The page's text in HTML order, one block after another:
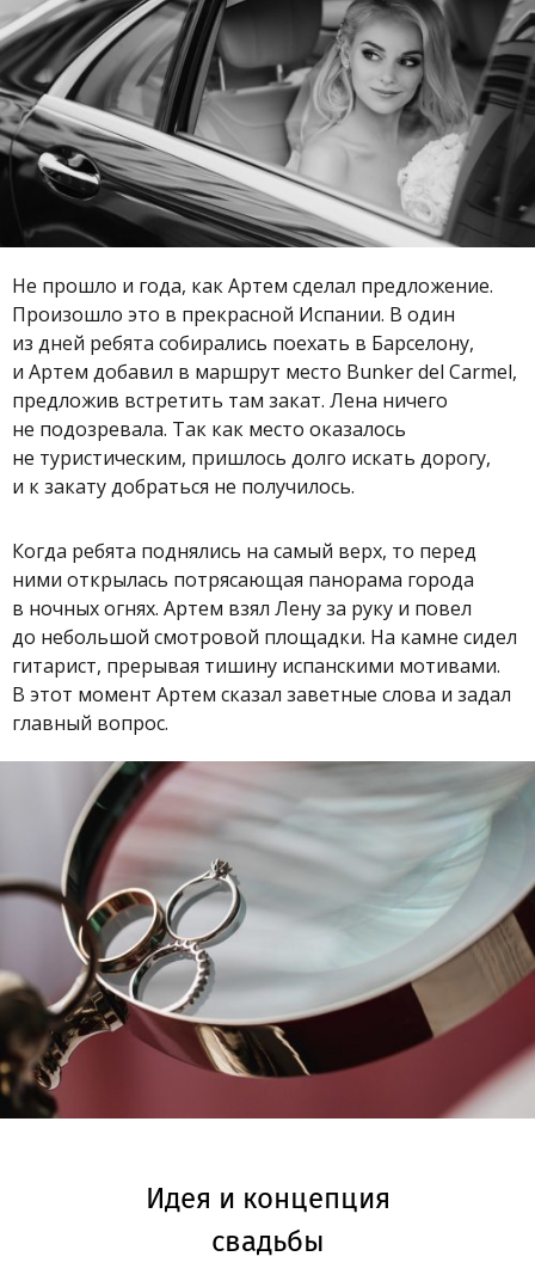
Не прошло и года, как Артем сделал предложение.
Произошло это в прекрасной Испании. В один
из дней ребята собирались поехать в Барселону,
и Артем добавил в маршрут место Bunker del Carmel,
предложив встретить там закат. Лена ничего
не подозревала. Так как место оказалось
не туристическим, пришлось долго искать дорогу,
и к закату добраться не получилось.
Когда ребята поднялись на самый верх, то перед
ними открылась потрясающая панорама города
в ночных огнях. Артем взял Лену за руку и повел
до небольшой смотровой площадки. На камне сидел
гитарист, прерывая тишину испанскими мотивами.
В этот момент Артем сказал заветные слова и задал
главный вопрос.
Идея и концепция
свадьбы